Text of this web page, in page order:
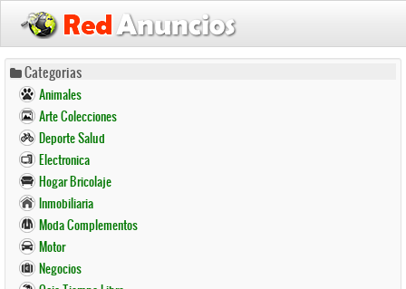
Pasar
contenido
principal
Categorias
Animales
Arte Colecciones
Deporte Salud
Electronica
Hogar Bricolaje
Inmobiliaria
Moda Complementos
Motor
Negocios